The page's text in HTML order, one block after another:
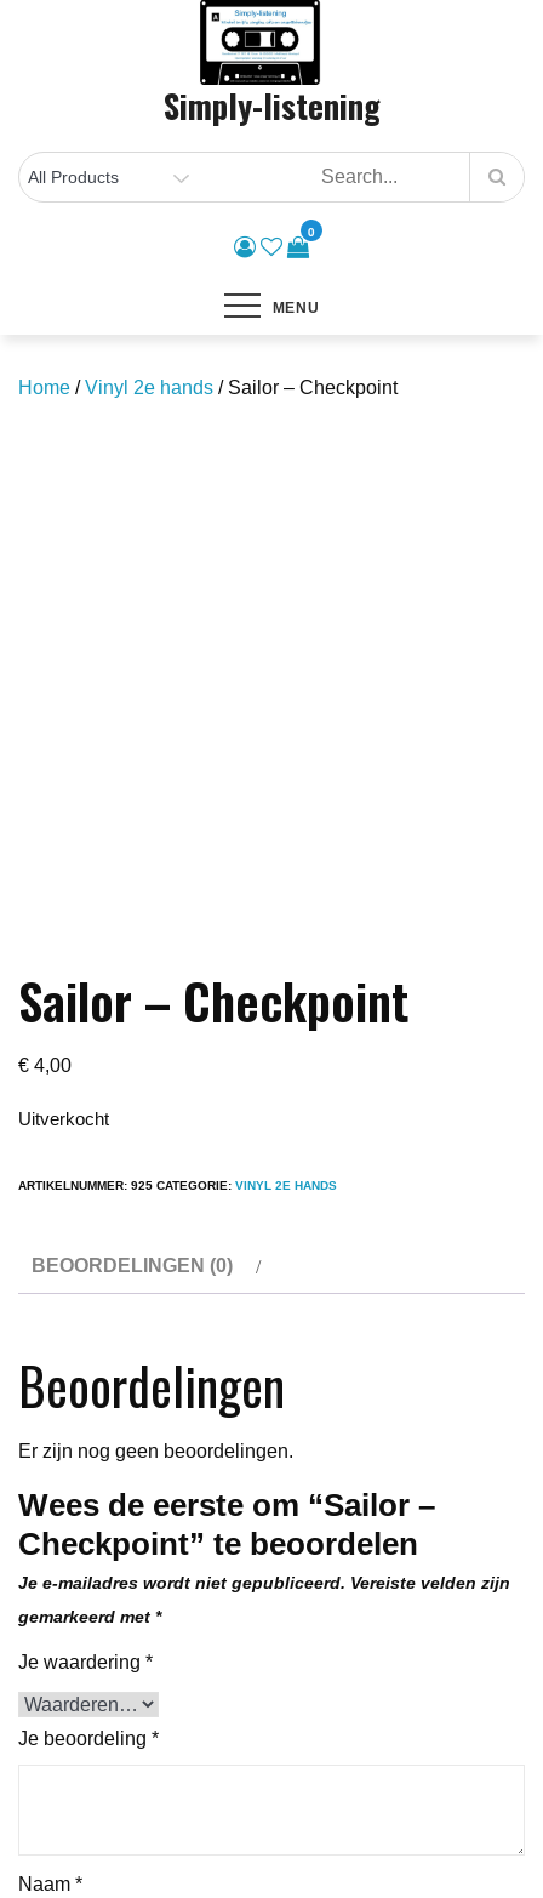
Simply-listening
0
MENU
Home /Vinyl 2e hands / Sailor – Checkpoint
Sailor – Checkpoint
€ 4,00
Uitverkocht
ARTIKELNUMMER: 925 CATEGORIE: VINYL 2E HANDS
BEOORDELINGEN (0)
Beoordelingen
Er zijn nog geen beoordelingen.
Wees de eerste om “Sailor –
Checkpoint” te beoordelen
Je e-mailadres wordt niet gepubliceerd. Vereiste velden zijn
gemarkeerd met *
Je waardering *
Je beoordeling *
Naam *